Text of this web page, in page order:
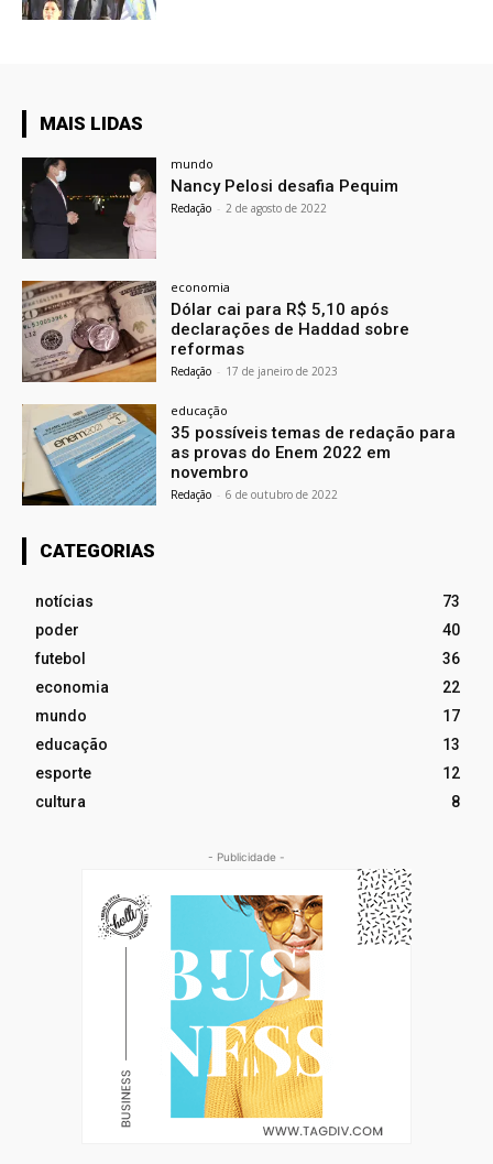
MAIS LIDAS
mundo
Nancy Pelosi desafia Pequim
Redação - 2 de agosto de 2022
economia
Dólar cai para R$ 5,10 após
declarações de Haddad sobre
reformas
Redação - 17 de janeiro de 2023
educação
35 possíveis temas de redação para
as provas do Enem 2022 em
novembro
Redação - 6 de outubro de 2022
CATEGORIAS
notícias
73
poder
40
futebol
36
economia
22
mundo
17
educação
13
esporte
12
cultura
8
- Publicidade -